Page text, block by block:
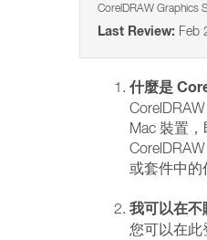
CorelDRAW Graphics
Last Review: Feb
什麼是
Mac 裝置
或套件中的
我可以在
您可以在此